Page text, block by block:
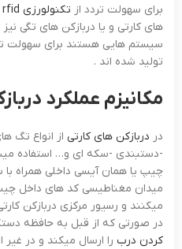
برای سهولت تردد از تکنولورزی rfid
های کارتی و یا دربازکن های تگی
سیستم هایی هستند برای سهولت
تولید شده اند .
مکانیزم عملکرد
در دربازکن های کارتی از انواع تگ
-دستبندی -سکه ای و… استفاده
چیپ یا همان آیسی داخلی همراه با
میدان مغناطیسی کد های داخل
میکنند و رسیور مرکزی دربازکن
در صورتی که از قبل به حافظه
کردن درب را ارسال میکند و در